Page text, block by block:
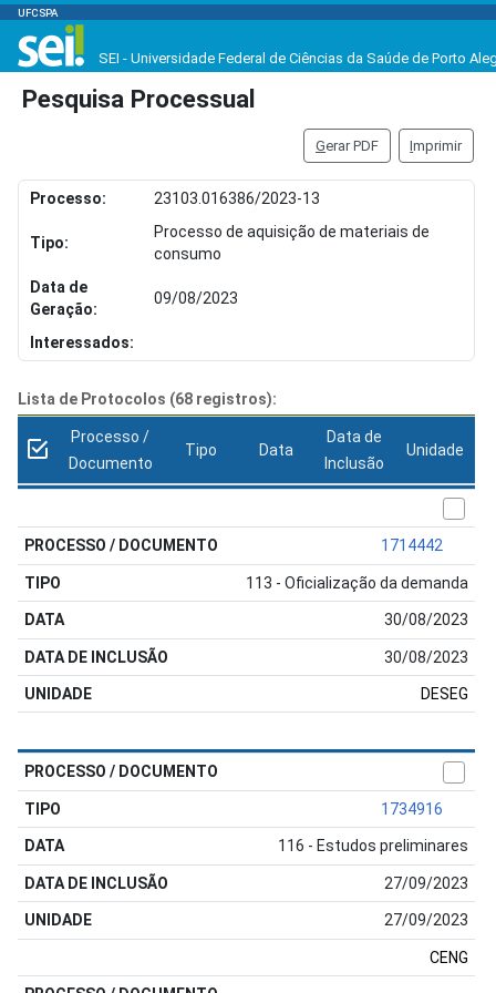
UFCSPA
SEI - Universidade Federal de Ciências da Saúde de Porto
Pesquisa Processual
Gerar PDF Imprimir
Processo: 23103.016386/2023-13
Tipo:
Processo de aquisição de materiais de
consumo
Data de
Geração:
09/08/2023
Interessados:
Lista de Protocolos (68 registros):
Processo /
Documento
Tipo Data
Data de
Inclusão
Unidade
1714442
113 - Oficialização da demanda
30/08/2023
30/08/2023
DESEG
1734916
116 - Estudos preliminares
27/09/2023
27/09/2023
CENG